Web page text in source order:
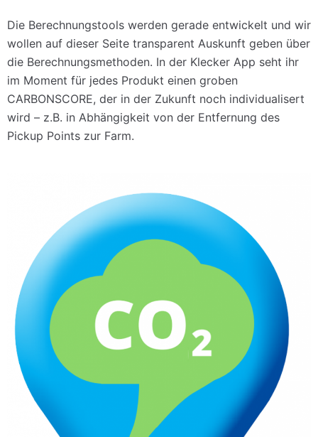
Die Berechnungstools werden gerade entwickelt und wir
wollen auf dieser Seite transparent Auskunft geben über
die Berechnungsmethoden. In der Klecker App seht ihr
im Moment für jedes Produkt einen groben
CARBONSCORE, der in der Zukunft noch individualisert
wird – z.B. in Abhängigkeit von der Entfernung des
Pickup Points zur Farm.